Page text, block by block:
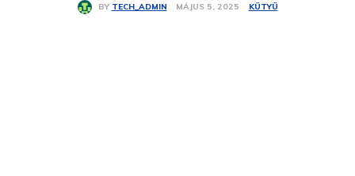
BY TECH_ADMIN MÁJUS 5, 2025 KÜTYÜ